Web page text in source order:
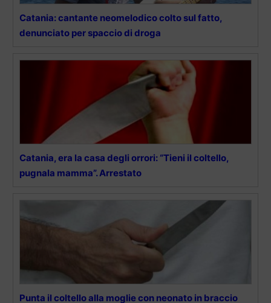
Catania: cantante neomelodico colto sul fatto,
denunciato per spaccio di droga
Catania, era la casa degli orrori: “Tieni il coltello,
pugnala mamma”. Arrestato
Punta il coltello alla moglie con neonato in braccio